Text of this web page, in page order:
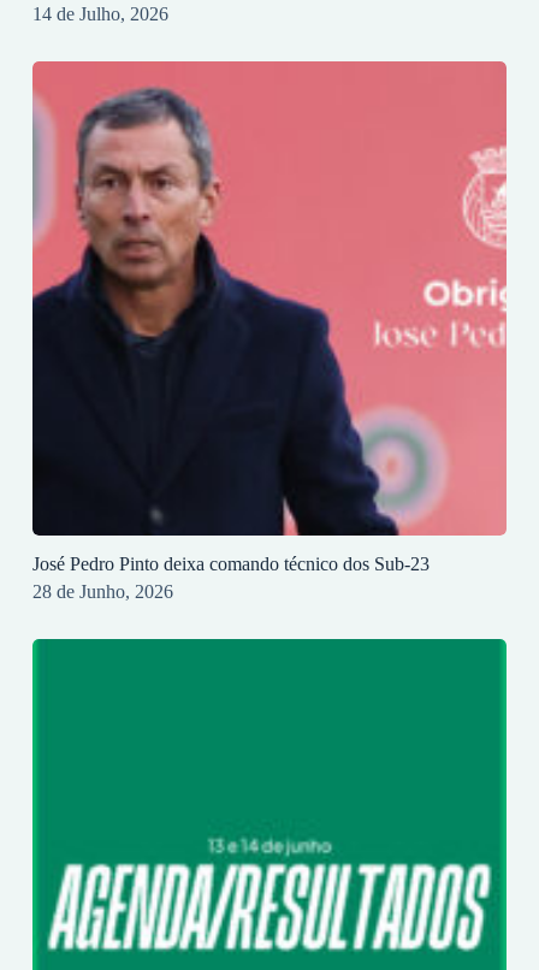
14 de Julho, 2026
José Pedro Pinto deixa comando técnico dos Sub-23
28 de Junho, 2026